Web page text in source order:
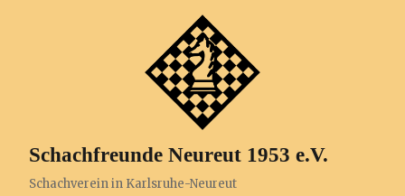
Schachfreunde Neureut 1953 e.V.
Schachverein in Karlsruhe-Neureut